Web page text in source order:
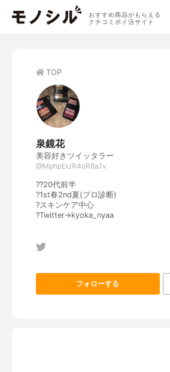
おすすめ商品がもらえる
クチコミポイ活サイト
TOP
泉鏡花
美容好きツイッタラー
@MphpErJR4oR8a1v
??20代前半
?1st春2nd夏(プロ診断)
?スキンケア中心
?Twitter→kyoka_nyaa
フォローする